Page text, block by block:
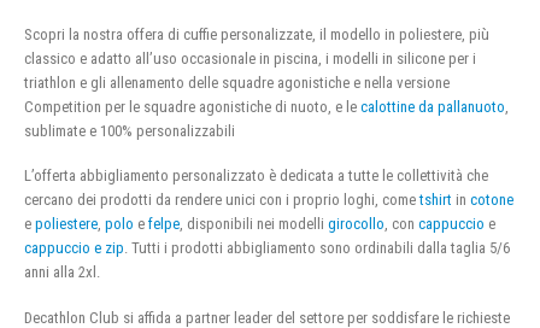
Scopri la nostra offera di cuffie personalizzate, il modello in poliestere, più
classico e adatto all’uso occasionale in piscina, i modelli in silicone per i
triathlon e gli allenamento delle squadre agonistiche e nella versione
Competition per le squadre agonistiche di nuoto, e le calottine da pallanuoto,
sublimate e 100% personalizzabili
L’offerta abbigliamento personalizzato è dedicata a tutte le collettività che
cercano dei prodotti da rendere unici con i proprio loghi, cometshirt in cotone
e poliestere, polo e felpe, disponibili nei modelli girocollo, con cappuccio e
cappuccio e zip. Tutti i prodotti abbigliamento sono ordinabili dalla taglia 5/6
anni alla 2xl.
Decathlon Club si affida a partner leader del settore per soddisfare le richieste